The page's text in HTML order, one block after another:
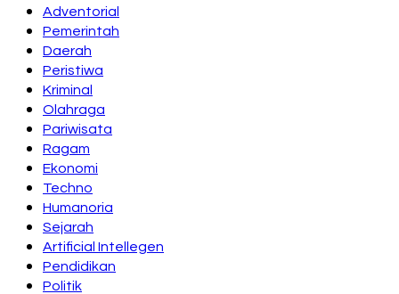
Adventorial
Pemerintah
Daerah
Peristiwa
Kriminal
Olahraga
Pariwisata
Ragam
Ekonomi
Techno
Humanoria
Sejarah
Artificial Intellegen
Pendidikan
Politik